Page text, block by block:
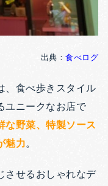
出典： 食べログ
、食べ歩きスタイル
ユニークなお店で
な野菜、特製ソース
魅力。
させるおしゃれなデ